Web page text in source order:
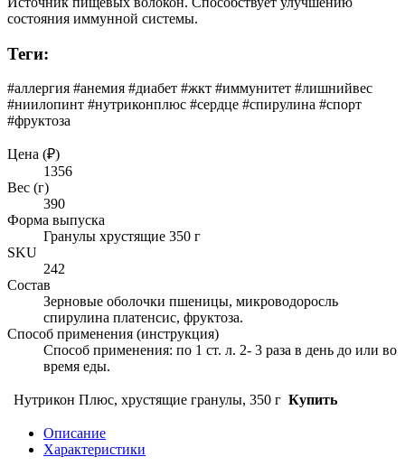
состояния иммунной системы.
Теги:
#аллергия #анемия #диабет #жкт #иммунитет #лишнийвес
#ниилопинт #нутриконплюс #сердце #спирулина #спорт
#фруктоза
Цена (₽)
1356
Вес (г)
390
Форма выпуска
Гранулы хрустящие 350 г
SKU
242
Состав
Зерновые оболочки пшеницы, микроводоросль
спирулина платенсис, фруктоза.
Способ применения (инструкция)
Способ применения: по 1 ст. л. 2- 3 раза в день до или во
время еды.
Нутрикон Плюс, хрустящие гранулы, 350 г Купить
Описание
Характеристики